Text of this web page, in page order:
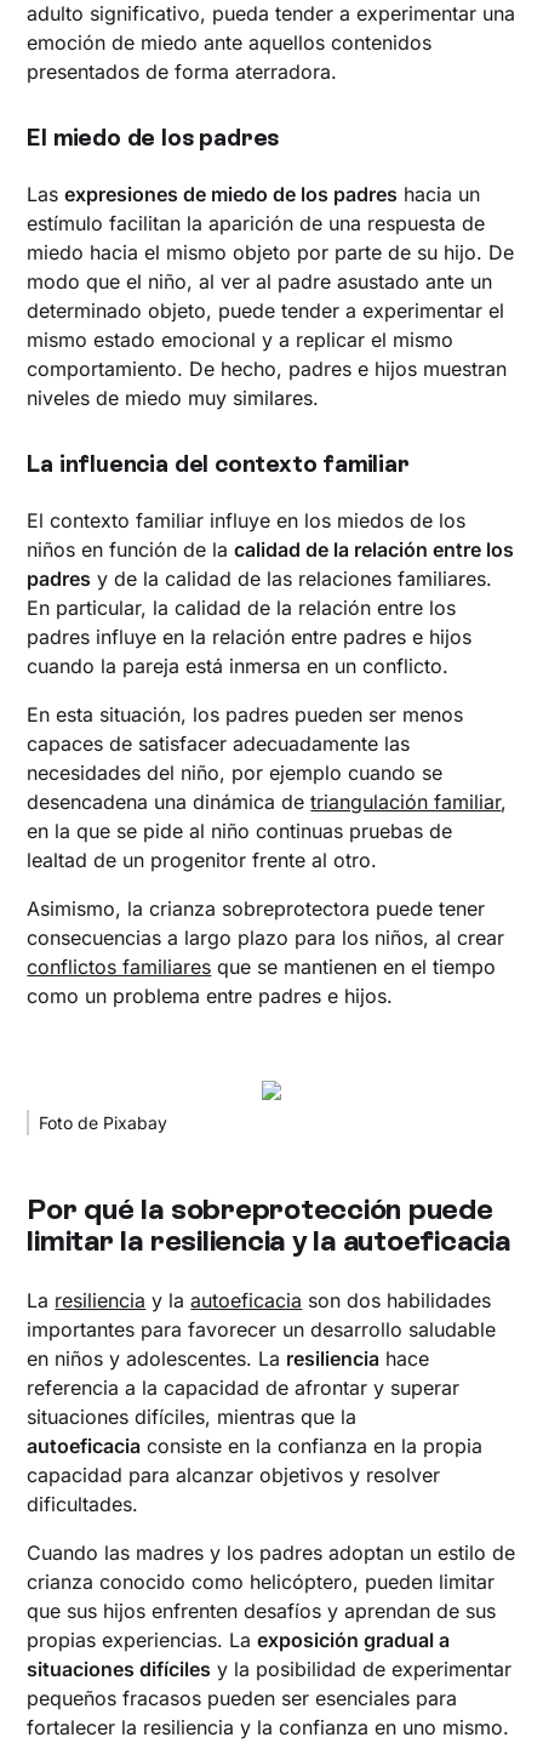
adulto significativo, pueda tender a experimentar una
emoción de miedo ante aquellos contenidos
presentados de forma aterradora.
El miedo de los padres
Lasexpresiones de miedo de los padres hacia un
estímulo facilitan la aparición de una respuesta de
miedo hacia el mismo objeto por parte de su hijo. De
modo que el niño, al ver al padre asustado ante un
determinado objeto, puede tender a experimentar el
mismo estado emocional y a replicar el mismo
comportamiento. De hecho, padres e hijos muestran
niveles de miedo muy similares.
La influencia del contexto familiar
El contexto familiar influye en los miedos de los
niños en función de lacalidad de la relación entre los
padres y de la calidad de las relaciones familiares.
En particular, la calidad de la relación entre los
padres influye en la relación entre padres e hijos
cuando la pareja está inmersa en un conflicto.
En esta situación, los padres pueden ser menos
capaces de satisfacer adecuadamente las
necesidades del niño, por ejemplo cuando se
desencadena una dinámica detriangulación familiar,
en la que se pide al niño continuas pruebas de
lealtad de un progenitor frente al otro.
Asimismo, la crianza sobreprotectora puede tener
consecuencias a largo plazo para los niños, al crear
conflictos familiares que se mantienen en el tiempo
como un problema entre padres e hijos.
Foto de Pixabay
Por qué la sobreprotección puede
limitar la resiliencia y la autoeficacia
La resiliencia y laautoeficacia son dos habilidades
importantes para favorecer un desarrollo saludable
en niños y adolescentes. La resiliencia hace
referencia a la capacidad de afrontar y superar
situaciones difíciles, mientras que la
autoeficacia consiste en la confianza en la propia
capacidad para alcanzar objetivos y resolver
dificultades.
Cuando las madres y los padres adoptan un estilo de
crianza conocido como helicóptero, pueden limitar
que sus hijos enfrenten desafíos y aprendan de sus
propias experiencias. Laexposición gradual a
situaciones difíciles y la posibilidad de experimentar
pequeños fracasos pueden ser esenciales para
fortalecer la resiliencia y la confianza en uno mismo.